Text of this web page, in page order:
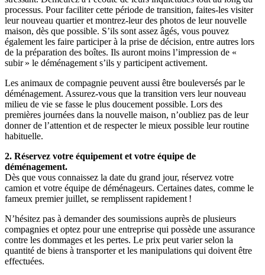
processus. Pour faciliter cette période de transition, faites-les visiter
leur nouveau quartier et montrez-leur des photos de leur nouvelle
maison, dès que possible. S’ils sont assez âgés, vous pouvez
également les faire participer à la prise de décision, entre autres lors
de la préparation des boîtes. Ils auront moins l’impression de «
subir » le déménagement s’ils y participent activement.
Les animaux de compagnie peuvent aussi être bouleversés par le
déménagement. Assurez-vous que la transition vers leur nouveau
milieu de vie se fasse le plus doucement possible. Lors des
premières journées dans la nouvelle maison, n’oubliez pas de leur
donner de l’attention et de respecter le mieux possible leur routine
habituelle.
2. Réservez votre équipement et votre équipe de
déménagement.
Dès que vous connaissez la date du grand jour, réservez votre
camion et votre équipe de déménageurs. Certaines dates, comme le
fameux premier juillet, se remplissent rapidement !
N’hésitez pas à demander des soumissions auprès de plusieurs
compagnies et optez pour une entreprise qui possède une assurance
contre les dommages et les pertes. Le prix peut varier selon la
quantité de biens à transporter et les manipulations qui doivent être
effectuées.